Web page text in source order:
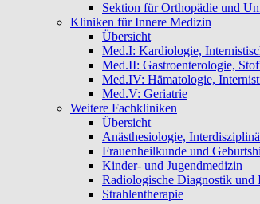
Sektion für Orthopädie und
Kliniken für Innere Medizin
Übersicht
Med.I: Kardiologie,
Med.II: Gastroenterologie,
Med.IV: Hämatologie,
Med.V: Geriatrie
Weitere Fachkliniken
Übersicht
Anästhesiologie,
Frauenheilkunde und
Kinder- und Jugendmedizin
Radiologische Diagnostik und
Strahlentherapie